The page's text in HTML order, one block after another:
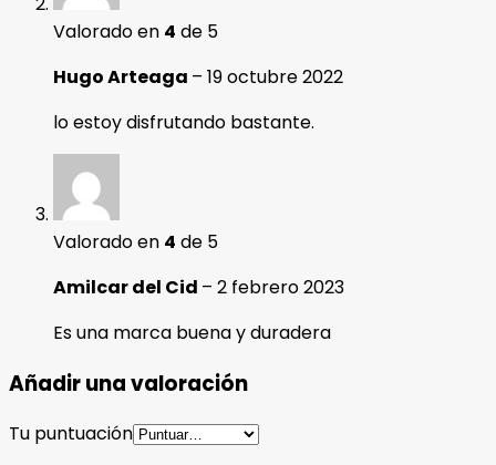
Valorado en 4 de 5
Hugo Arteaga – 19 octubre 2022
lo estoy disfrutando bastante.
Valorado en 4 de 5
Amilcar del Cid – 2 febrero 2023
Es una marca buena y duradera
Añadir una valoración
Tu puntuación